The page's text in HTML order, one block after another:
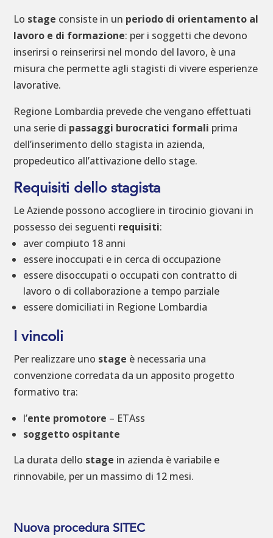
Lo stage consiste in un periodo di orientamento al
lavoro e di formazione: per i soggetti che devono
inserirsi o reinserirsi nel mondo del lavoro, è una
misura che permette agli stagisti di vivere esperienze
lavorative.
Regione Lombardia prevede che vengano effettuati
una serie di passaggi burocratici formali prima
dell’inserimento dello stagista in azienda,
propedeutico all’attivazione dello stage.
Requisiti dello stagista
Le Aziende possono accogliere in tirocinio giovani in
possesso dei seguenti requisiti:
aver compiuto 18 anni
essere inoccupati e in cerca di occupazione
essere disoccupati o occupati con contratto di
lavoro o di collaborazione a tempo parziale
essere domiciliati in Regione Lombardia
I vincoli
Per realizzare uno stage è necessaria una
convenzione corredata da un apposito progetto
formativo tra:
l’ente promotore – ETAss
soggetto ospitante
La durata dello stage in azienda è variabile e
rinnovabile, per un massimo di 12 mesi.
Nuova procedura SITEC